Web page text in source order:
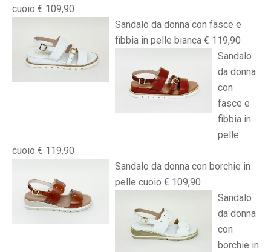
cuoio € 109,90
Sandalo da donna con fasce e
fibbia in pelle bianca € 119,90
Sandalo
da donna
con
fasce e
fibbia in
pelle
cuoio € 119,90
Sandalo da donna con borchie in
pelle cuoio € 109,90
Sandalo
da donna
con
borchie in